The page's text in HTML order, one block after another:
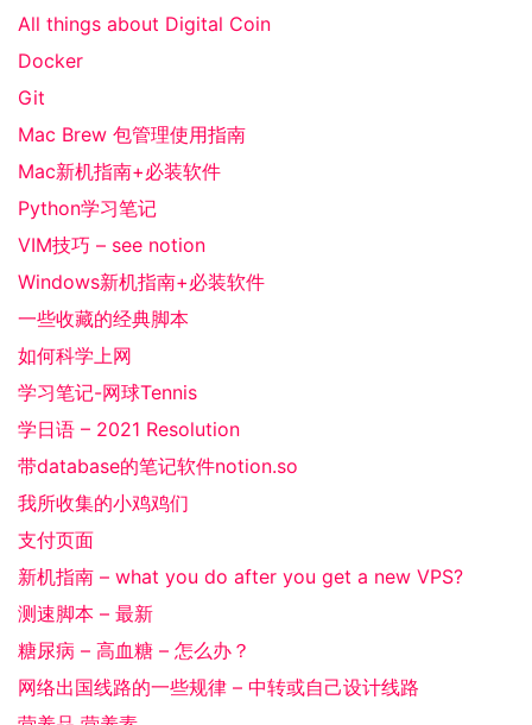
All things about Digital Coin
Docker
Git
Mac Brew 包管理使用指南
Mac新机指南+必装软件
Python学习笔记
VIM技巧 – see notion
Windows新机指南+必装软件
一些收藏的经典脚本
如何科学上网
学习笔记-网球Tennis
学日语 – 2021 Resolution
带database的笔记软件notion.so
我所收集的小鸡鸡们
支付页面
新机指南 – what you do after you get a new VPS?
测速脚本 – 最新
糖尿病 – 高血糖 – 怎么办？
网络出国线路的一些规律 – 中转或自己设计线路